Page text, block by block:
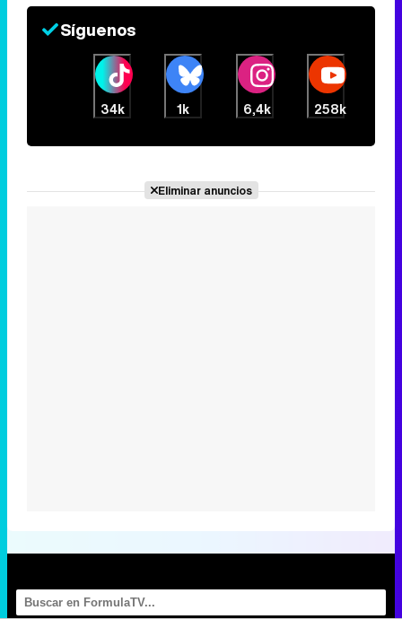
Síguenos
34k 1k 6,4k 258k
Eliminar anuncios